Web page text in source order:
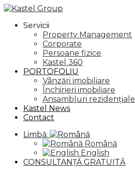
Servicii
Property Management
Corporate
Persoane fizice
Kastel 360
PORTOFOLIU
Vânzări imobiliare
Închirieri imobiliare
Ansambluri rezidențiale
Kastel News
Contact
Limbă:
Română
English
CONSULTANȚĂ GRATUITĂ